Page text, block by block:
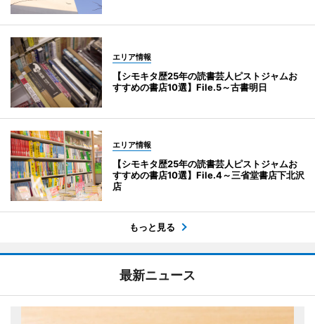
エリア情報
【シモキタ歴25年の読書芸人ピストジャムお
すすめの書店10選】File.5～古書明日
エリア情報
【シモキタ歴25年の読書芸人ピストジャムお
すすめの書店10選】File.4～三省堂書店下北沢
店
もっと見る
最新ニュース